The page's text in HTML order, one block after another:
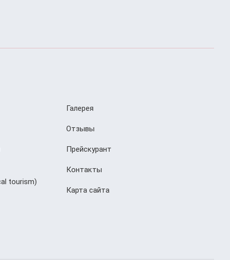
tourism)
Галерея
Отзывы
Прейскурант
Контакты
Карта сайта